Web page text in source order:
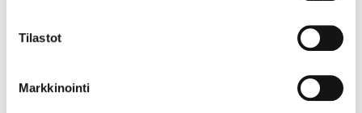
Tilastot
Markkinointi
työtehtävien uudelleen
muotoilua. Uudenlainen
ammattikorkeakeakoulun